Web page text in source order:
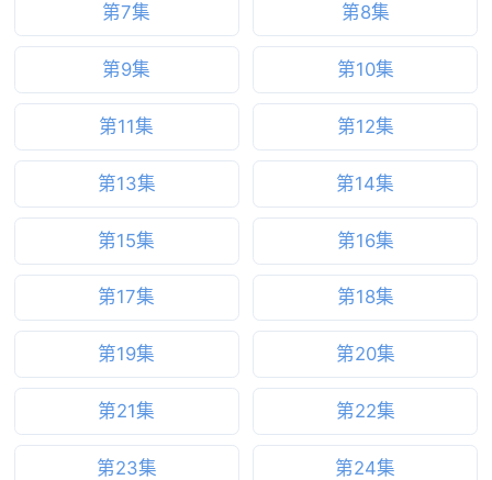
第7集 第8集
第9集 第10集
第11集 第12集
第13集 第14集
第15集 第16集
第17集 第18集
第19集 第20集
第21集 第22集
第23集 第24集